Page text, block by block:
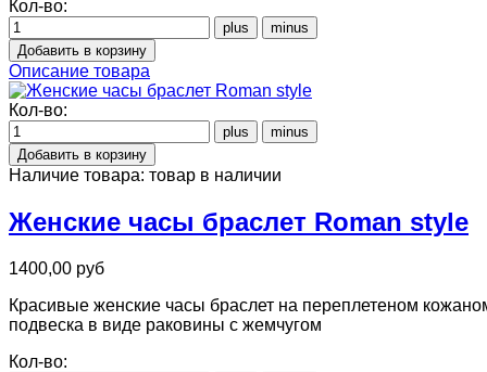
Кол-во:
Описание товара
Кол-во:
Наличие товара: товар в наличии
Женские часы браслет Roman style
1400,00 руб
Красивые женские часы браслет на переплетеном
подвеска в виде раковины с жемчугом
Кол-во: